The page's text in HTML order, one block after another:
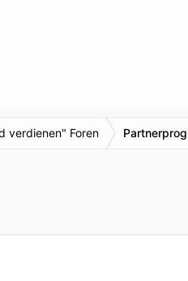
verdienen" Foren